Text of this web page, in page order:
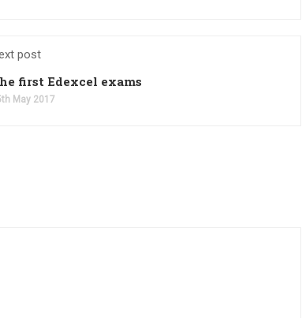
post
first Edexcel exams
May 2017